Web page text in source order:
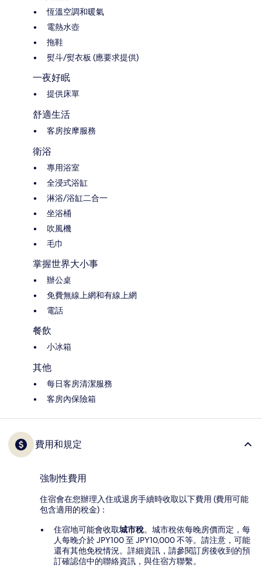
恆溫空調和暖氣
電熱水壺
拖鞋
熨斗/熨衣板 (應要求提供)
一夜好眠
提供床單
舒適生活
客房按摩服務
衛浴
專用浴室
全浸式浴缸
淋浴/浴缸二合一
坐浴桶
吹風機
毛巾
掌握世界大小事
辦公桌
免費無線上網和有線上網
電話
餐飲
小冰箱
其他
每日客房清潔服務
客房內保險箱
費用和規定
強制性費用
住宿會在您辦理入住或退房手續時收取以下費用 (費用可能
包含適用的稅金)：
住宿地可能會收取城市稅。城市稅依每晚房價而定，每
人每晚介於 JPY100 至 JPY10,000 不等。請注意，可能
還有其他免稅情況。詳細資訊，請參閱訂房後收到的預
訂確認信中的聯絡資訊，與住宿方聯繫。